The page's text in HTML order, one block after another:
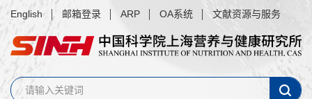
English 邮箱登录 ARP OA系统 文献资源与服务